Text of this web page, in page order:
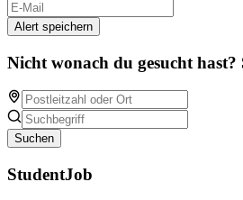
Alert speichern
Nicht wonach du gesucht hast?
Suchen
StudentJob